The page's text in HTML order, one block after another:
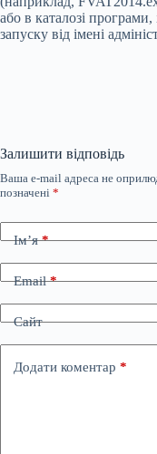
або в каталозі
запуску від імені
Залишити відповідь
Ваша e-mail адреса не
позначені *
Ім’я*
Email*
Сайт
Додати коментар *